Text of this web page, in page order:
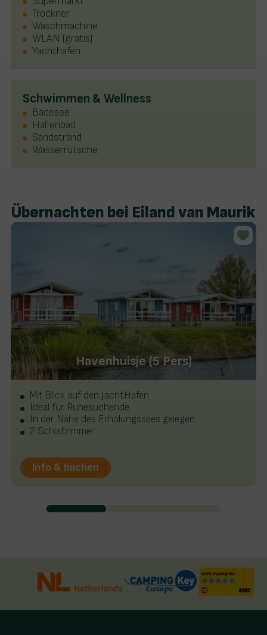
Trockner
Waschmachine
WLAN (gratis)
Yachthafen
Schwimmen & Wellness
Badesee
Hallenbad
Sandstrand
Wasserrutsche
Übernachten bei Eiland van Maurik
Havenhuisje (5 Pers)
Mit Blick auf den JachtHafen
Ideal für Ruhesuchende
In der Nähe des Erholungssees gelegen
2 Schlafzimmer
Info & buchen